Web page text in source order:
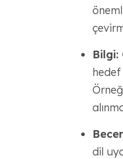
Bilgi:
hedef
dil